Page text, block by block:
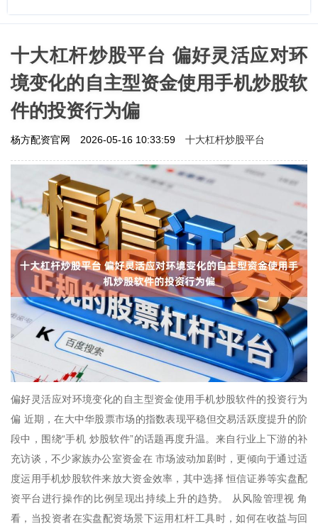
十大杠杆炒股平台 偏好灵活应对环
境变化的自主型资金使用手机炒股软
件的投资行为偏
杨方配资官网 2026-05-16 10:33:59 十大杠杆炒股平台
偏好灵活应对环境变化的自主型资金使用手机炒股软件的投资行为
偏 近期，在大中华股票市场的指数表现平稳但交易活跃度提升的阶
段中，围绕“手机 炒股软件”的话题再度升温。来自行业上下游的补
充访谈，不少家族办公室资金在 市场波动加剧时，更倾向于通过适
度运用手机炒股软件来放大资金效率，其中选择 恒信证券等实盘配
资平台进行操作的比例呈现出持续上升的趋势。 从风险管理视 角
看，当投资者在实盘配资场景下运用杠杆工具时，如何在收益与回